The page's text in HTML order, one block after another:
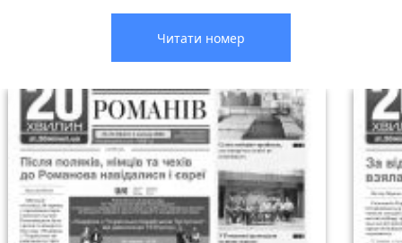
Читати номер